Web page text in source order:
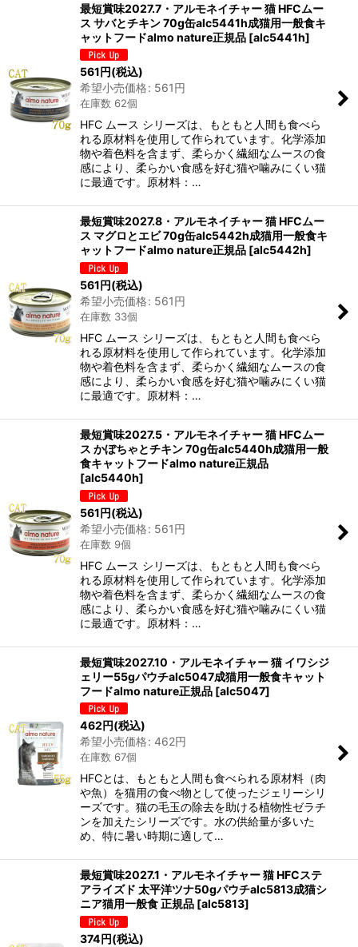
最短賞味2027.7・アルモネイチャー 猫 HFCムー
ス サバとチキン 70g缶alc5441h成猫用一般食キ
ャットフードalmo nature正規品 [alc5441h]
561円(税込)
希望小売価格: 561円
在庫数 62個
HFC ムース シリーズは、もともと人間も食べら
れる原材料を使用して作られています。化学添加
物や着色料を含まず、柔らかく繊細なムースの食
感により、柔らかい食感を好む猫や噛みにくい猫
に最適です。原材料：…
最短賞味2027.8・アルモネイチャー 猫 HFCムー
ス マグロとエビ 70g缶alc5442h成猫用一般食キ
ャットフードalmo nature正規品 [alc5442h]
561円(税込)
希望小売価格: 561円
在庫数 33個
HFC ムース シリーズは、もともと人間も食べら
れる原材料を使用して作られています。化学添加
物や着色料を含まず、柔らかく繊細なムースの食
感により、柔らかい食感を好む猫や噛みにくい猫
に最適です。原材料：…
最短賞味2027.5・アルモネイチャー 猫 HFCムー
ス かぼちゃとチキン 70g缶alc5440h成猫用一般
食キャットフードalmo nature正規品
[alc5440h]
561円(税込)
希望小売価格: 561円
在庫数 9個
HFC ムース シリーズは、もともと人間も食べら
れる原材料を使用して作られています。化学添加
物や着色料を含まず、柔らかく繊細なムースの食
感により、柔らかい食感を好む猫や噛みにくい猫
に最適です。原材料：…
最短賞味2027.10・アルモネイチャー 猫 イワシジ
ェリー55gパウチalc5047成猫用一般食キャット
フードalmo nature正規品 [alc5047]
462円(税込)
希望小売価格: 462円
在庫数 67個
HFCとは、もともと人間も食べられる原材料（肉
や魚）を猫用の食べ物として使ったジェリーシリ
ーズです。猫の毛玉の除去を助ける植物性ゼラチ
ンを加えたシリーズです。水の供給量が多いた
め、特に暑い時期に適して…
最短賞味2027.1・アルモネイチャー 猫 HFCステ
アライズド 太平洋ツナ50gパウチalc5813成猫シ
ニア猫用一般食 正規品 [alc5813]
374円(税込)